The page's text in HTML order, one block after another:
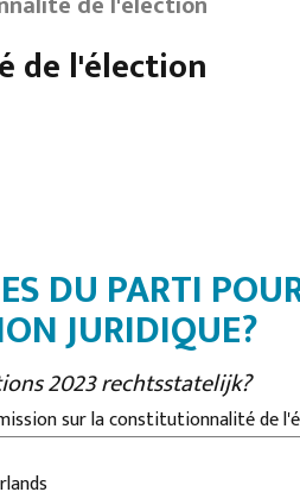
de l'élection
DU PARTI
JURIDIQUE?
2023 rechtsstatelijk?
sur la constitutionnalité de